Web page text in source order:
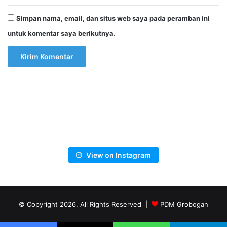
Simpan nama, email, dan situs web saya pada peramban ini
untuk komentar saya berikutnya.
View on Instagram
© Copyright 2026, All Rights Reserved | PDM Grobogan